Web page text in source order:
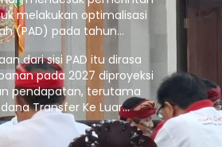
melakukan optimalisasi
(PAD) pada tahun
dari sisi PAD itu dirasa
pada 2027 diproyeksi
pendapatan, terutama
Transfer Ke Luar
pusat.